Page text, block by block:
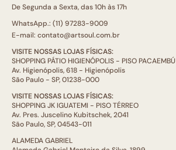
De Segunda a Sexta, das 10h às 17h
WhatsApp.: (11) 97283-9009
E-mail: contato@artsoul.com.br
VISITE NOSSAS LOJAS FÍSICAS:
SHOPPING PÁTIO HIGIENÓPOLIS - PISO PACAEMBÚ
Av. Higienópolis, 618 - Higienópolis
São Paulo - SP, 01238-000
VISITE NOSSAS LOJAS FÍSICAS:
SHOPPING JK IGUATEMI - PISO TÉRREO
Av. Pres. Juscelino Kubitschek, 2041
São Paulo, SP, 04543-011
ALAMEDA GABRIEL